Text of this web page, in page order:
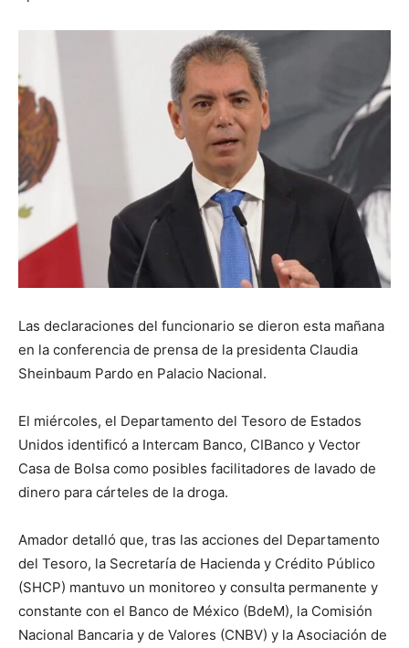
Las declaraciones del funcionario se dieron esta mañana
en la conferencia de prensa de la presidenta Claudia
Sheinbaum Pardo en Palacio Nacional.
El miércoles, el Departamento del Tesoro de Estados
Unidos identificó a Intercam Banco, CIBanco y Vector
Casa de Bolsa como posibles facilitadores de lavado de
dinero para cárteles de la droga.
Amador detalló que, tras las acciones del Departamento
del Tesoro, la Secretaría de Hacienda y Crédito Público
(SHCP) mantuvo un monitoreo y consulta permanente y
constante con el Banco de México (BdeM), la Comisión
Nacional Bancaria y de Valores (CNBV) y la Asociación de